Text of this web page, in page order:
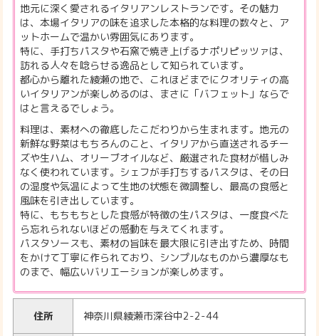
地元に深く愛されるイタリアンレストランです。その魅力
は、本場イタリアの味を追求した本格的な料理の数々と、ア
ットホームで温かい雰囲気にあります。
特に、手打ちパスタや石窯で焼き上げるナポリピッツァは、
訪れる人々を唸らせる逸品として知られています。
都心から離れた綾瀬の地で、これほどまでにクオリティの高
いイタリアンが楽しめるのは、まさに「バフェット」ならで
はと言えるでしょう。
料理は、素材への徹底したこだわりから生まれます。地元の
新鮮な野菜はもちろんのこと、イタリアから直送されるチー
ズや生ハム、オリーブオイルなど、厳選された食材が惜しみ
なく使われています。シェフが手打ちするパスタは、その日
の湿度や気温によって生地の状態を微調整し、最高の食感と
風味を引き出しています。
特に、もちもちとした食感が特徴の生パスタは、一度食べた
ら忘れられないほどの感動を与えてくれます。
パスタソースも、素材の旨味を最大限に引き出すため、時間
をかけて丁寧に作られており、シンプルなものから濃厚なも
のまで、幅広いバリエーションが楽しめます。
住所 神奈川県綾瀬市深谷中2-2-44